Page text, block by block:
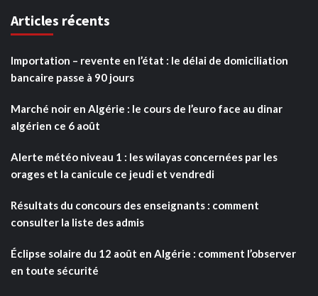
Articles récents
Importation – revente en l’état : le délai de domiciliation
bancaire passe à 90 jours
Marché noir en Algérie : le cours de l’euro face au dinar
algérien ce 6 août
Alerte météo niveau 1 : les wilayas concernées par les
orages et la canicule ce jeudi et vendredi
Résultats du concours des enseignants : comment
consulter la liste des admis
Éclipse solaire du 12 août en Algérie : comment l’observer
en toute sécurité